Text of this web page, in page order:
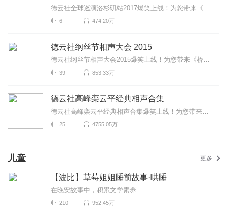
德云社全球巡演洛杉矶站2017爆笑上线！为您带来《童年故事》《打灯谜》《电台风云》等高能相声！各种爆...
6 474.20万
德云社纲丝节相声大会 2015
德云社纲丝节相声大会2015爆笑上线！为您带来《桥头诗》《地理图》《大西厢》等高能相声！各种爆笑包袱...
39 853.33万
德云社高峰栾云平经典相声合集
德云社高峰栾云平经典相声合集爆笑上线！为您带来《面相》《口吐莲花》《舞台事故》等高能相声！各种爆...
25 4755.05万
儿童 更多
【波比】草莓姐姐睡前故事·哄睡
在晚安故事中，积累文学素养
210 952.45万